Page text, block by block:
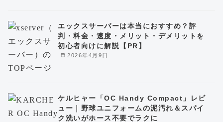
2026年4月9日
エックスサーバーは本当におすすめ？評
判・料金・速度・メリット・デメリットを
初心者向けに解説【PR】
ケルヒャー「OC Handy Compact」レビ
ュー｜野球ユニフォームの泥汚れ＆スパイ
ク洗いがホース不要でラクに